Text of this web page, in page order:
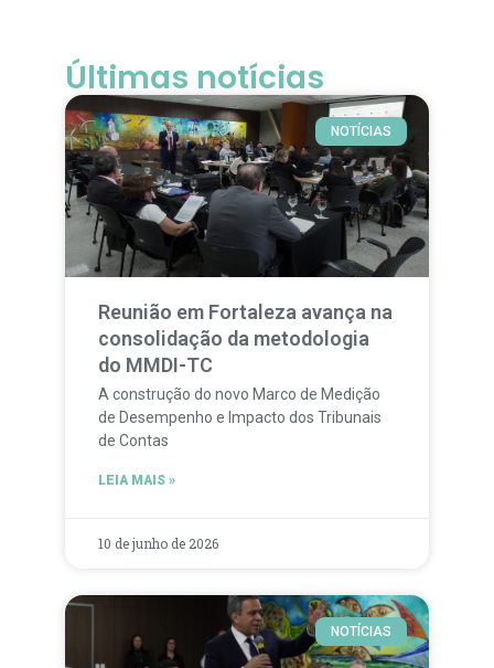
Últimas notícias
NOTÍCIAS
Reunião em Fortaleza avança na
consolidação da metodologia
do MMDI-TC
A construção do novo Marco de Medição
de Desempenho e Impacto dos Tribunais
de Contas
LEIA MAIS »
10 de junho de 2026
NOTÍCIAS